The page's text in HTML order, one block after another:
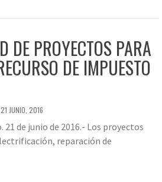
DE PROYECTOS PARA
DE IMPUESTO
21 JUNIO, 2016
21 de junio de 2016.- Los proyectos
reparación de